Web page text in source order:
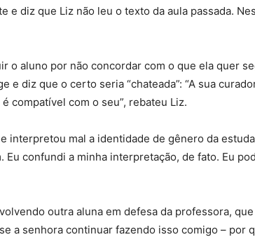
e diz que Liz não leu o texto da aula passada.
o aluno por não concordar com o que ela quer
e diz que o certo seria “chateada”: “A sua
compatível com o seu”, rebateu Liz.
mal a identidade de gênero da
confundi a minha interpretação, de fato. Eu
outra aluna em defesa da professora,
a senhora continuar fazendo isso comigo –